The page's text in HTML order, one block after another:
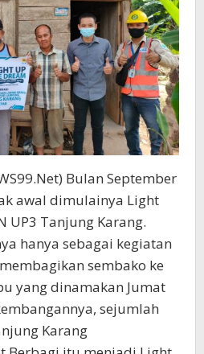
Bulan September
awal dimulainya Light
UP3 Tanjung Karang.
hanya sebagai kegiatan
sembako ke
yang dinamakan Jumat
sejumlah
Karang